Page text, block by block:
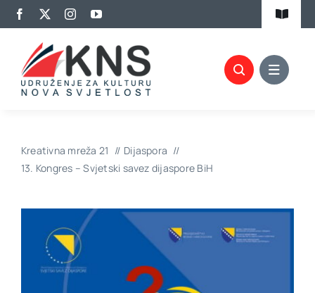
Skip
to
content
Toggle
Kalendar aktivnosti
Članovi KNS-a
Biblioteka
Promocije
Kreativna mreža 21
Dijaspora
13. Kongres – Svjetski savez dijaspore BiH